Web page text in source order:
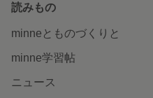
読みもの
minneとものづくりと
minne学習帖
ニュース